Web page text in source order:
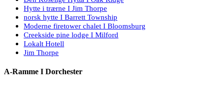
Hytte i trærne I Jim Thorpe
norsk hytte I Barrett Township
Moderne firetower chalet I Bloomsburg
Creekside pine lodge I Milford
Lokalt Hotell
Jim Thorpe
A-Ramme I Dorchester